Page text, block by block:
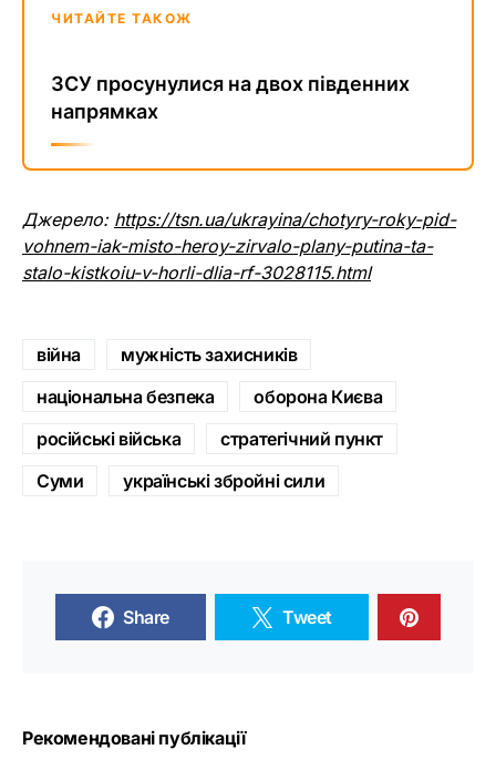
ЧИТАЙТЕ ТАКОЖ
ЗСУ просунулися на двох південних
напрямках
Джерело: https://tsn.ua/ukrayina/chotyry-roky-pid-
vohnem-iak-misto-heroy-zirvalo-plany-putina-ta-
stalo-kistkoiu-v-horli-dlia-rf-3028115.html
війна
мужність захисників
національна безпека
оборона Києва
російські війська
стратегічний пункт
Суми
українські збройні сили
Share Tweet
Рекомендовані публікації